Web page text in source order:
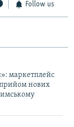
Follow us
маркетплейс
нових